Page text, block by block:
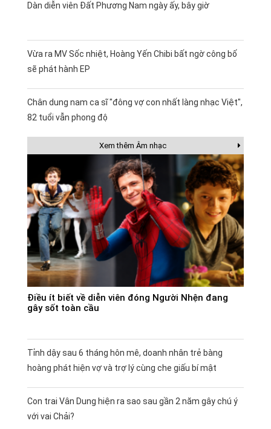
Dàn diễn viên Đất Phương Nam ngày ấy, bây giờ
Vừa ra MV Sốc nhiệt, Hoàng Yến Chibi bất ngờ công bố
sẽ phát hành EP
Chân dung nam ca sĩ "đông vợ con nhất làng nhạc Việt",
82 tuổi vẫn phong độ
Xem thêm Âm nhạc
Điều ít biết về diễn viên đóng Người Nhện đang
gây sốt toàn cầu
Tỉnh dậy sau 6 tháng hôn mê, doanh nhân trẻ bàng
hoàng phát hiện vợ và trợ lý cùng che giấu bí mật
Con trai Vân Dung hiện ra sao sau gần 2 năm gây chú ý
với vai Chải?